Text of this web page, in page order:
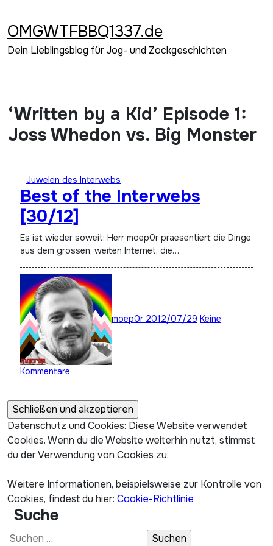
springen
OMGWTFBBQ1337.de
Dein Lieblingsblog für Jog- und Zockgeschichten
‘Written by a Kid’ Episode 1:
Joss Whedon vs. Big Monster
Juwelen des Interwebs
Best of the Interwebs
[30/12]
Es ist wieder soweit: Herr moep0r praesentiert die Dinge
aus dem grossen, weiten Internet, die…
moep0r 2012/07/29 Keine
Kommentare
Datenschutz und Cookies: Diese Website verwendet
Cookies. Wenn du die Website weiterhin nutzt, stimmst
du der Verwendung von Cookies zu.
Weitere Informationen, beispielsweise zur Kontrolle von
Cookies, findest du hier: Cookie-Richtlinie
Suche
Suchen